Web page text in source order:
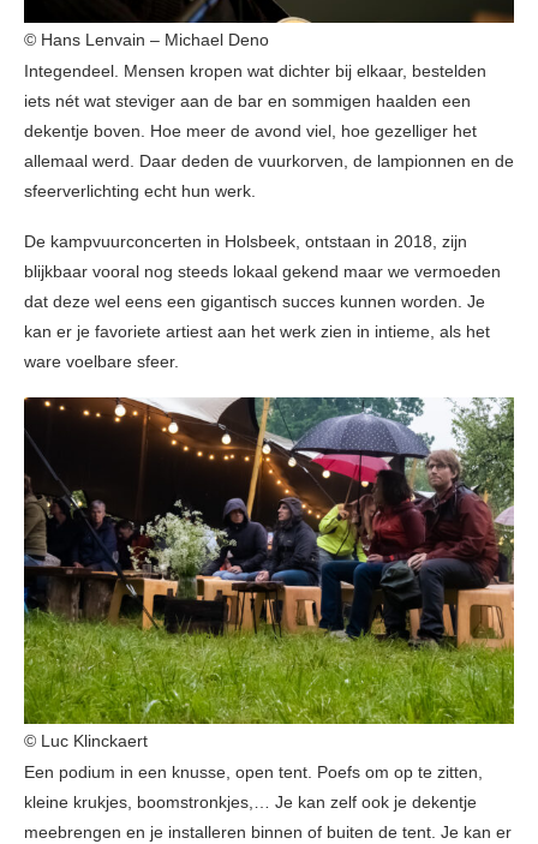
© Hans Lenvain – Michael Deno
Integendeel. Mensen kropen wat dichter bij elkaar, bestelden
iets nét wat steviger aan de bar en sommigen haalden een
dekentje boven. Hoe meer de avond viel, hoe gezelliger het
allemaal werd. Daar deden de vuurkorven, de lampionnen en de
sfeerverlichting echt hun werk.
De kampvuurconcerten in Holsbeek, ontstaan in 2018, zijn
blijkbaar vooral nog steeds lokaal gekend maar we vermoeden
dat deze wel eens een gigantisch succes kunnen worden. Je
kan er je favoriete artiest aan het werk zien in intieme, als het
ware voelbare sfeer.
© Luc Klinckaert
Een podium in een knusse, open tent. Poefs om op te zitten,
kleine krukjes, boomstronkjes,… Je kan zelf ook je dekentje
meebrengen en je installeren binnen of buiten de tent. Je kan er